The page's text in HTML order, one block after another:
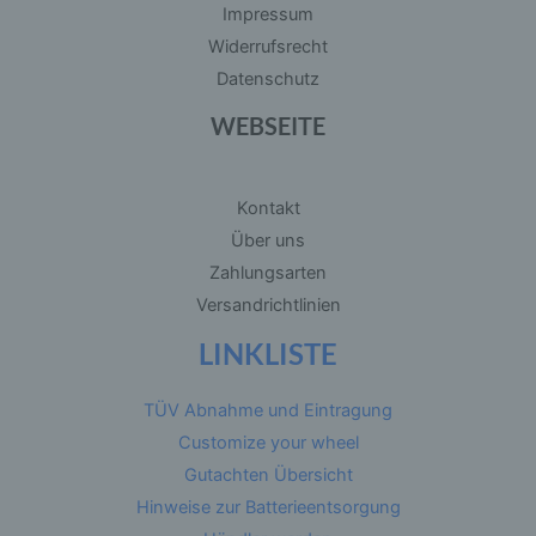
Impressum
Widerrufsrecht
Datenschutz
WEBSEITE
Kontakt
Über uns
Zahlungsarten
Versandrichtlinien
LINKLISTE
TÜV Abnahme und Eintragung
Customize your wheel
Gutachten Übersicht
Hinweise zur Batterieentsorgung
sozialen Identität dieser natürlichen Person sind,
identifiziert werden kann.
Verarbeitung Verantwortlichen verarbeitet
c) Verarbeitung
Verarbeitung ist jeder mit oder ohne Hilfe
automatisierter Verfahren ausgeführte Vorgang
Zusammenhang mit personenbezogenen Daten
Organisation, das Ordnen, die Speicherung, die
Anpassung oder Veränderung, das Auslesen,
das Abfragen, die Verwendung, die Offenlegung
durch Übermittlung, Verbreitung oder eine
andere Form der Bereitstellung, den Abgleich